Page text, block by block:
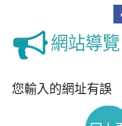
網站導覽
您輸入的網址有誤